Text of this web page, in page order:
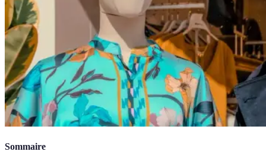
Sommaire